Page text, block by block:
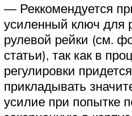
— Реккомендуется
усиленный ключ для
рулевой рейки (см.
статьи), так как в
регулировки придется
прикладывать
усилие при попытке